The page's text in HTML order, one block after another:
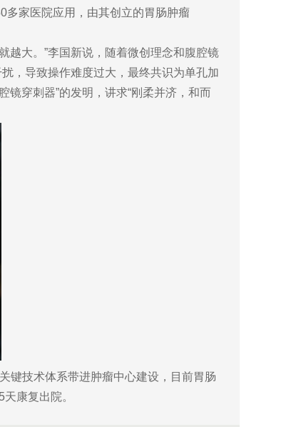
多家医院应用，由其创立的胃肠肿瘤
越大。”李国新说，随着微创理念和腹腔镜
，导致操作难度过大，最终共识为单孔加
穿刺器”的发明，讲求“刚柔并济，和而
键技术体系带进肿瘤中心建设，目前胃肠
康复出院。